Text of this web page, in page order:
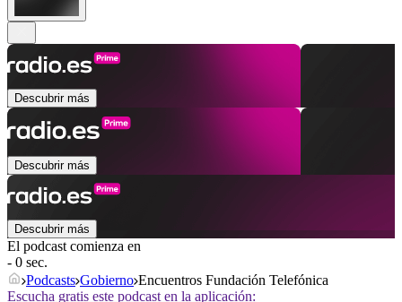
Descubrir más
Descubrir más
Descubrir más
El podcast comienza en
- 0 sec.
Podcasts Gobierno Encuentros Fundación Telefónica
Escucha gratis este podcast en la aplicación: